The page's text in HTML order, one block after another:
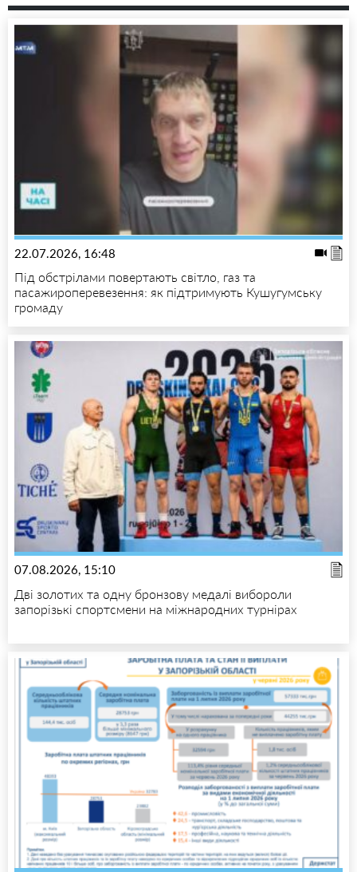
22.07.2026, 16:48
Під обстрілами повертають світло, газ та
пасажироперевезення: як підтримують Кушугумську
громаду
07.08.2026, 15:10
Дві золотих та одну бронзову медалі вибороли
запорізькі спортсмени на міжнародних турнірах